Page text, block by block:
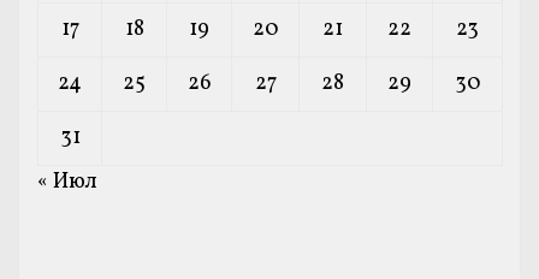
17
18 19 20 21 22
23
24
25 26 27 28 29
30
31
« Июл